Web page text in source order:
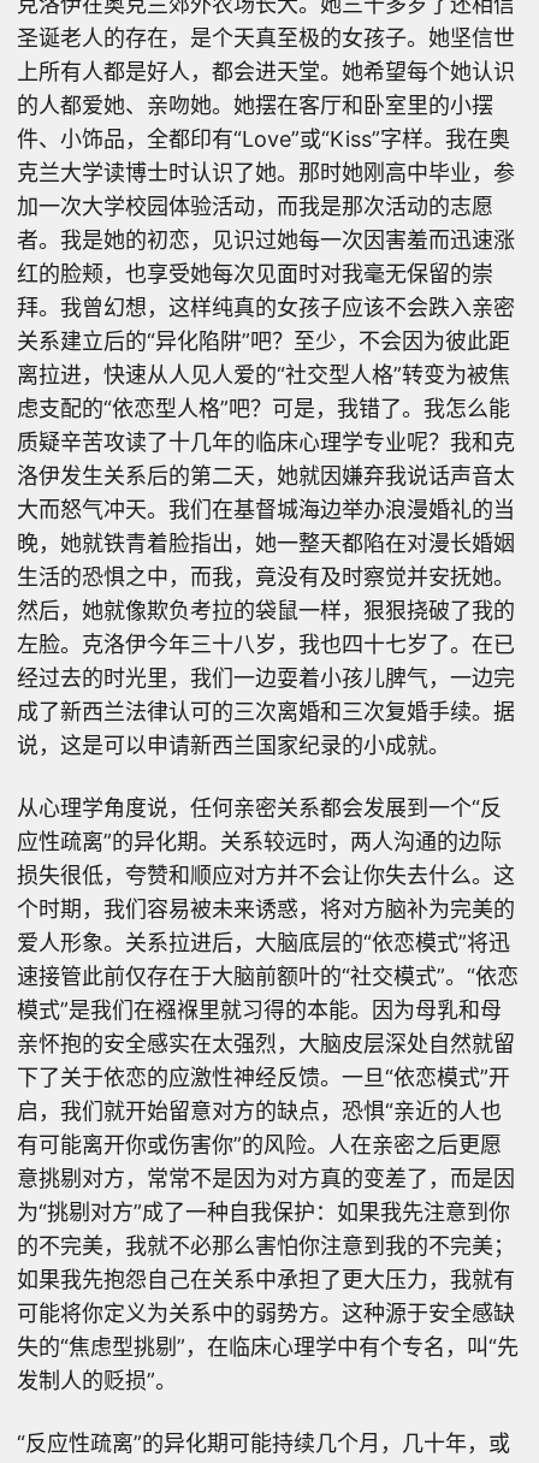
圣诞老人的存在，是个天真至极的女孩子。她坚信世
上所有人都是好人，都会进天堂。她希望每个她认识
的人都爱她、亲吻她。她摆在客厅和卧室里的小摆
件、小饰品，全都印有“Love”或“Kiss”字样。我在奥
克兰大学读博士时认识了她。那时她刚高中毕业，参
加一次大学校园体验活动，而我是那次活动的志愿
者。我是她的初恋，见识过她每一次因害羞而迅速涨
红的脸颊，也享受她每次见面时对我毫无保留的崇
拜。我曾幻想，这样纯真的女孩子应该不会跌入亲密
关系建立后的“异化陷阱”吧？至少，不会因为彼此距
离拉进，快速从人见人爱的“社交型人格”转变为被焦
虑支配的“依恋型人格”吧？可是，我错了。我怎么能
质疑辛苦攻读了十几年的临床心理学专业呢？我和克
洛伊发生关系后的第二天，她就因嫌弃我说话声音太
大而怒气冲天。我们在基督城海边举办浪漫婚礼的当
晚，她就铁青着脸指出，她一整天都陷在对漫长婚姻
生活的恐惧之中，而我，竟没有及时察觉并安抚她。
然后，她就像欺负考拉的袋鼠一样，狠狠挠破了我的
左脸。克洛伊今年三十八岁，我也四十七岁了。在已
经过去的时光里，我们一边耍着小孩儿脾气，一边完
成了新西兰法律认可的三次离婚和三次复婚手续。据
说，这是可以申请新西兰国家纪录的小成就。
从心理学角度说，任何亲密关系都会发展到一个“反
应性疏离”的异化期。关系较远时，两人沟通的边际
损失很低，夸赞和顺应对方并不会让你失去什么。这
个时期，我们容易被未来诱惑，将对方脑补为完美的
爱人形象。关系拉进后，大脑底层的“依恋模式”将迅
速接管此前仅存在于大脑前额叶的“社交模式”。“依恋
模式”是我们在襁褓里就习得的本能。因为母乳和母
亲怀抱的安全感实在太强烈，大脑皮层深处自然就留
下了关于依恋的应激性神经反馈。一旦“依恋模式”开
启，我们就开始留意对方的缺点，恐惧“亲近的人也
有可能离开你或伤害你”的风险。人在亲密之后更愿
意挑剔对方，常常不是因为对方真的变差了，而是因
为“挑剔对方”成了一种自我保护：如果我先注意到你
的不完美，我就不必那么害怕你注意到我的不完美；
如果我先抱怨自己在关系中承担了更大压力，我就有
可能将你定义为关系中的弱势方。这种源于安全感缺
失的“焦虑型挑剔”，在临床心理学中有个专名，叫“先
发制人的贬损”。
“反应性疏离”的异化期可能持续几个月，几十年，或